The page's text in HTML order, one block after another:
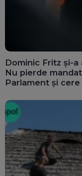
Dominic Fritz și-
Nu pierde
Parlament și